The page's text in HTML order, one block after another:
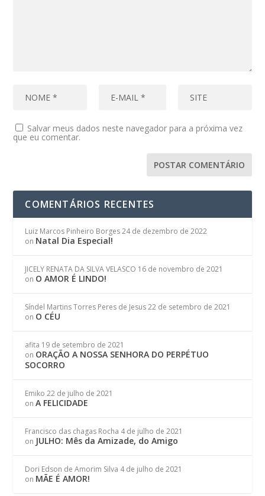
Salvar meus dados neste navegador para a próxima vez
que eu comentar.
COMENTÁRIOS RECENTES
Luiz Marcos Pinheiro Borges 24 de dezembro de 2022
on Natal Dia Especial!
JICELY RENATA DA SILVA VELASCO 16 de novembro de 2021
on O AMOR É LINDO!
Síndel Martins Torres Peres de Jesus 22 de setembro de 2021
on O CÉU
afita 19 de setembro de 2021
on ORAÇÃO A NOSSA SENHORA DO PERPÉTUO
SOCORRO
Emiko 22 de julho de 2021
onA FELICIDADE
Francisco das chagas Rocha 4 de julho de 2021
on JULHO: Mês da Amizade, do Amigo
Dori Edson de Amorim Silva 4 de julho de 2021
on MÃE É AMOR!